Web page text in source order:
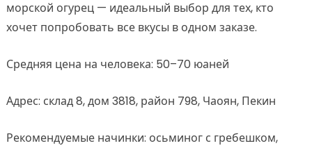
морской огурец — идеальный выбор для тех, кто
хочет попробовать все вкусы в одном заказе.
Средняя цена на человека: 50–70 юаней
Адрес: склад 8, дом 3818, район 798, Чаоян, Пекин
Рекомендуемые начинки: осьминог с гребешком,